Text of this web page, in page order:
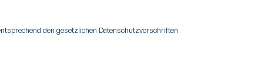
den gesetzlichen Datenschutzvorschriften